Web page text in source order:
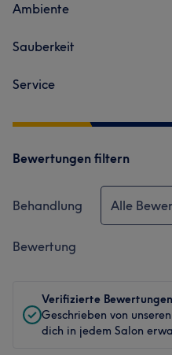
Ambiente
Sauberkeit
Service
Bewertungen filtern
Behandlung Alle
Bewertung
Verifizierte Bewertungen
Geschrieben von
dich in jedem Salon